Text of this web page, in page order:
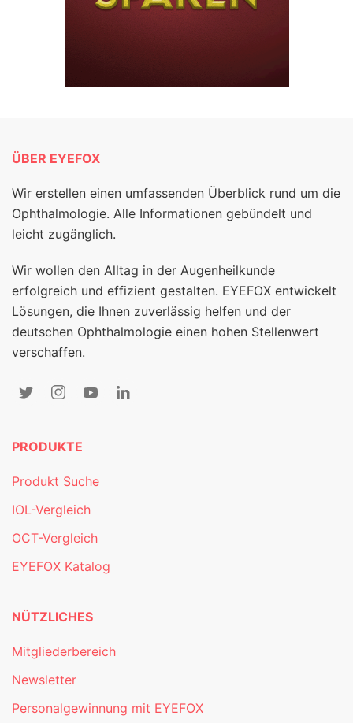
ÜBER EYEFOX
Wir erstellen einen umfassenden Überblick rund um die
Ophthalmologie. Alle Informationen gebündelt und
leicht zugänglich.
Wir wollen den Alltag in der Augenheilkunde
erfolgreich und effizient gestalten. EYEFOX entwickelt
Lösungen, die Ihnen zuverlässig helfen und der
deutschen Ophthalmologie einen hohen Stellenwert
verschaffen.
PRODUKTE
Produkt Suche
IOL-Vergleich
OCT-Vergleich
EYEFOX Katalog
NÜTZLICHES
Mitgliederbereich
Newsletter
Personalgewinnung mit EYEFOX